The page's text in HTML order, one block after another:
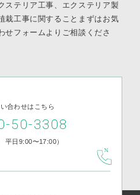
ステリア工事、エクステリア製
栽工事に関すること まずはお気
せフォームよりご相談くださ
合わせはこちら
50-3308
平日9:00〜17:00）